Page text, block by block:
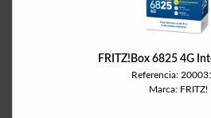
FRITZ!Box 6825 4G
Referencia:
Marca: FRITZ!